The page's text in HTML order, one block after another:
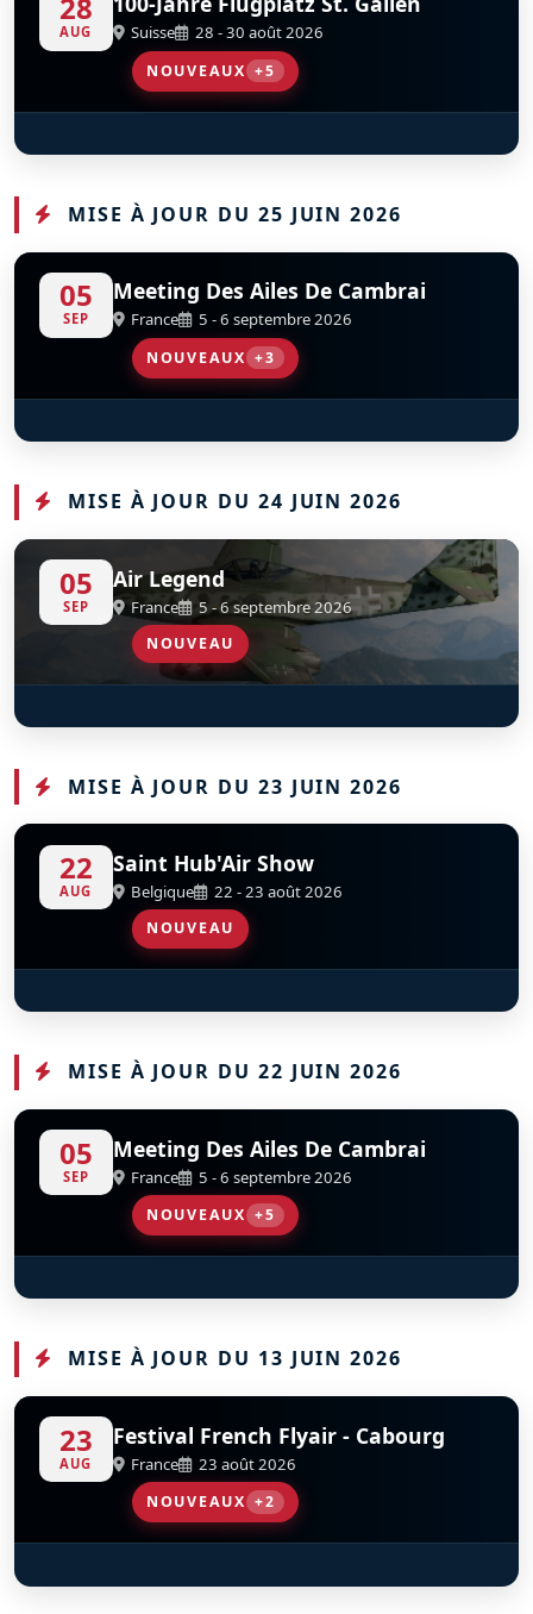
28
AUG Suisse 28 - 30 août 2026
NOUVEAUX +5
D
P-51D Mustang “Nooky Booky" D
Classic Formation D
BO-105-C D
Super Puma Display Team D
F4U-4 Corsair
MISE À JOUR DU 25 JUIN 2026
05
SEP
Meeting Des Ailes De Cambrai
France 5 - 6 septembre 2026
NOUVEAUX +3
MD-311 Flamant S D
Warbird Display Team S D
Scandinavian Airshow
MISE À JOUR DU 24 JUIN 2026
05
SEP
Air Legend
France 5 - 6 septembre 2026
NOUVEAU
S D
Douglas C-53D Skytrooper
MISE À JOUR DU 23 JUIN 2026
22
AUG
Saint Hub'Air Show
Belgique 22 - 23 août 2026
NOUVEAU
S D
Giddy Team
MISE À JOUR DU 22 JUIN 2026
05
SEP
Meeting Des Ailes De Cambrai
France 5 - 6 septembre 2026
NOUVEAUX +5
D
Fieseler Storch Fi-156 D
Fly And Fun S D
Les Oursons De Cambrai - Piper J3 S D
Tora Tora Tora S D
Junkers Ju 52-3m
MISE À JOUR DU 13 JUIN 2026
23
AUG
Festival French Flyair - Cabourg
France 23 août 2026
NOUVEAUX +2
A400M Tactical Display
Patrouille De France